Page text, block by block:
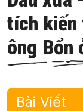
tích kiến
ông Bổn
Bài Viết